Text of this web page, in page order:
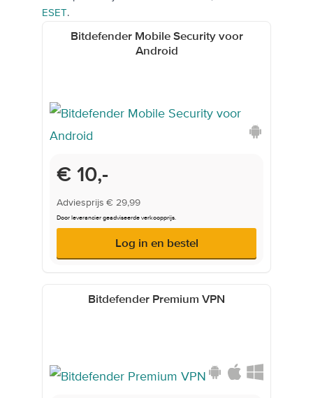
ESET.
Bitdefender Mobile Security voor
Android
Onderwijsprijs
€ 10,-
Adviesprijs € 29,99
Door leverancier geadviseerde verkoopprijs.
Log in en bestel
Bitdefender Premium VPN